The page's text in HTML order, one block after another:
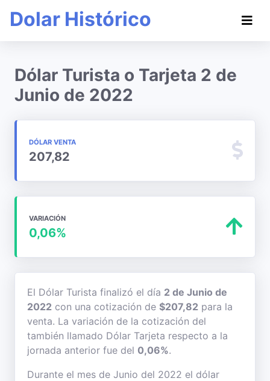
Dolar Histórico
Dólar Turista o Tarjeta 2 de
Junio de 2022
DÓLAR VENTA
207,82
VARIACIÓN
0,06%
El Dólar Turista finalizó el día 2 de Junio de
2022 con una cotización de $207,82 para la
venta. La variación de la cotización del
también llamado Dólar Tarjeta respecto a la
jornada anterior fue del 0,06%.
Durante el mes de Junio del 2022 el dólar